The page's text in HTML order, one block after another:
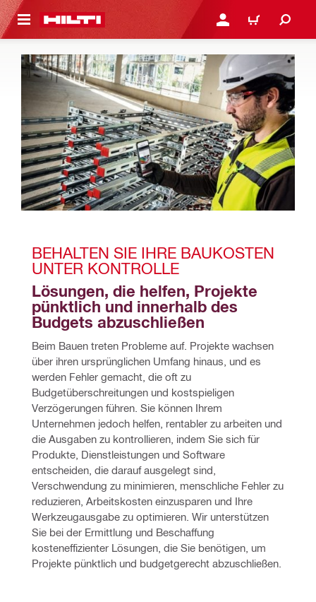
ANMELDEN ODER
WARENKORB
BEHALTEN SIE IHRE BAUKOSTEN
UNTER KONTROLLE
Lösungen, die helfen, Projekte
pünktlich und innerhalb des
Budgets abzuschließen
Beim Bauen treten Probleme auf. Projekte wachsen
über ihren ursprünglichen Umfang hinaus, und es
werden Fehler gemacht, die oft zu
Budgetüberschreitungen und kostspieligen
Verzögerungen führen. Sie können Ihrem
Unternehmen jedoch helfen, rentabler zu arbeiten und
die Ausgaben zu kontrollieren, indem Sie sich für
Produkte, Dienstleistungen und Software
entscheiden, die darauf ausgelegt sind,
Verschwendung zu minimieren, menschliche Fehler zu
reduzieren, Arbeitskosten einzusparen und Ihre
Werkzeugausgabe zu optimieren. Wir unterstützen
Sie bei der Ermittlung und Beschaffung
kosteneffizienter Lösungen, die Sie benötigen, um
Projekte pünktlich und budgetgerecht abzuschließen.